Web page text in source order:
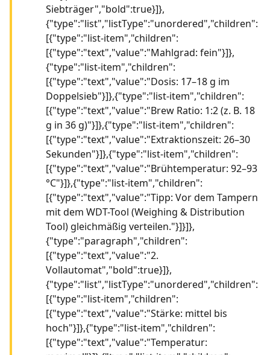
Siebträger","bold":true}]},
{"type":"list","listType":"unordered","children":
[{"type":"list-item","children":
[{"type":"text","value":"Mahlgrad: fein"}]},
{"type":"list-item","children":
[{"type":"text","value":"Dosis: 17–18 g im
Doppelsieb"}]},{"type":"list-item","children":
[{"type":"text","value":"Brew Ratio: 1:2 (z. B. 18
g in 36 g)"}]},{"type":"list-item","children":
[{"type":"text","value":"Extraktionszeit: 26–30
Sekunden"}]},{"type":"list-item","children":
[{"type":"text","value":"Brühtemperatur: 92–93
°C"}]},{"type":"list-item","children":
[{"type":"text","value":"Tipp: Vor dem Tampern
mit dem WDT-Tool (Weighing & Distribution
Tool) gleichmäßig verteilen."}]}]},
{"type":"paragraph","children":
[{"type":"text","value":"2.
Vollautomat","bold":true}]},
{"type":"list","listType":"unordered","children":
[{"type":"list-item","children":
[{"type":"text","value":"Stärke: mittel bis
hoch"}]},{"type":"list-item","children":
[{"type":"text","value":"Temperatur: